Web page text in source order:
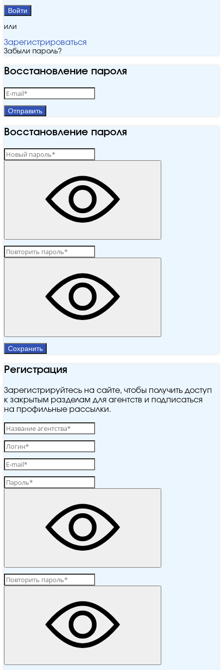
Войти
или
Зарегистрироваться
Забыли пароль?
Восстановление пароля
Отправить
Восстановление пароля
Сохранить
Регистрация
Зарегистрируйтесь на сайте, чтобы получить доступ
к закрытым разделам для агентств и подписаться
на профильные рассылки.